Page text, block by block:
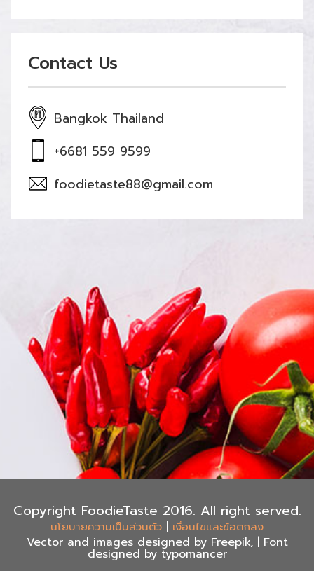
Contact Us
Bangkok Thailand
+6681 559 9599
foodietaste88@gmail.com
Copyright FoodieTaste 2016. All right served.
นโยบายความเป็นส่วนตัว เงื่อนไขและข้อตกลง
Vector and images designed by Freepik, | Font
designed by typomancer